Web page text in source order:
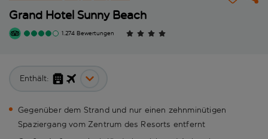
Grand Hotel Sunny Beach
1.274 Bewertungen
Enthält:
Gegenüber dem Strand und nur einen zehnminütigen
Spaziergang vom Zentrum des Resorts entfernt